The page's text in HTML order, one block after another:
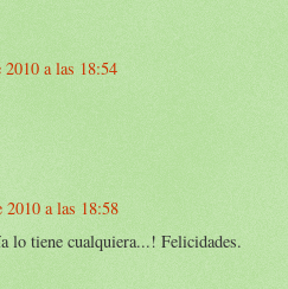
2010 a las 18:54
2010 a las 18:58
lo tiene cualquiera...! Felicidades.